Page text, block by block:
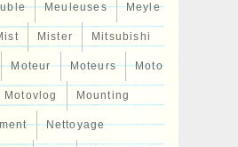
Meuleuses Meyle
Mister Mitsubishi
Moteur Moteurs Moto
Motovlog Mounting
Nettoyage